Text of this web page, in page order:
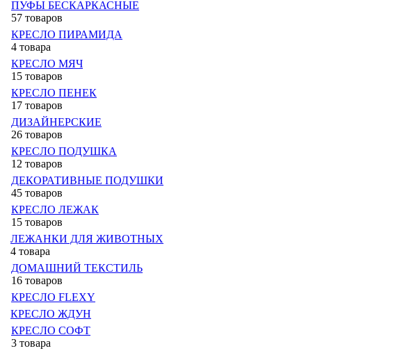
ПУФЫ БЕСКАРКАСНЫЕ
57 товаров
КРЕСЛО ПИРАМИДА
4 товара
КРЕСЛО МЯЧ
15 товаров
КРЕСЛО ПЕНЕК
17 товаров
ДИЗАЙНЕРСКИЕ
26 товаров
КРЕСЛО ПОДУШКА
12 товаров
ДЕКОРАТИВНЫЕ ПОДУШКИ
45 товаров
КРЕСЛО ЛЕЖАК
15 товаров
ЛЕЖАНКИ ДЛЯ ЖИВОТНЫХ
4 товара
ДОМАШНИЙ ТЕКСТИЛЬ
16 товаров
КРЕСЛО FLEXY
КРЕСЛО ЖДУН
КРЕСЛО СОФТ
3 товара